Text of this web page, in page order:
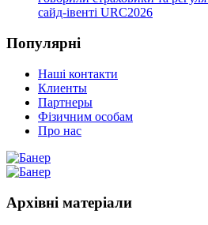
сайд-івенті URC2026
Популярні
Наші контакти
Клиенты
Партнеры
Фізичним особам
Про нас
Архівні матеріали